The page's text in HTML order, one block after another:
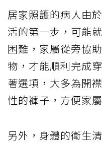
居家照護的病人由
活的第一步，可能
困難，家屬從旁協
物，才能順利完成
著選項，大多為開
性的褲子，方便家
另外，身體的衛生